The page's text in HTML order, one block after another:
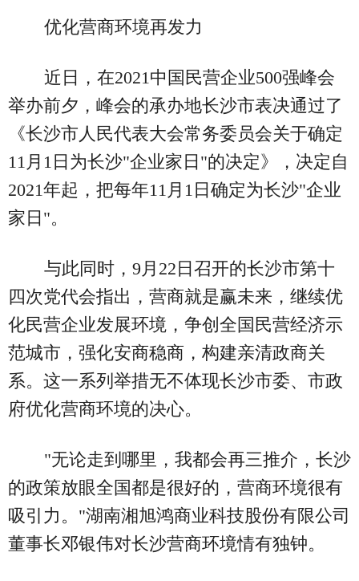
优化营商环境再发力
近日，在2021中国民营企业500强峰会
举办前夕，峰会的承办地长沙市表决通过了
《长沙市人民代表大会常务委员会关于确定
11月1日为长沙"企业家日"的决定》，决定自
2021年起，把每年11月1日确定为长沙"企业
家日"。
与此同时，9月22日召开的长沙市第十
四次党代会指出，营商就是赢未来，继续优
化民营企业发展环境，争创全国民营经济示
范城市，强化安商稳商，构建亲清政商关
系。这一系列举措无不体现长沙市委、市政
府优化营商环境的决心。
"无论走到哪里，我都会再三推介，长沙
的政策放眼全国都是很好的，营商环境很有
吸引力。"湖南湘旭鸿商业科技股份有限公司
董事长邓银伟对长沙营商环境情有独钟。